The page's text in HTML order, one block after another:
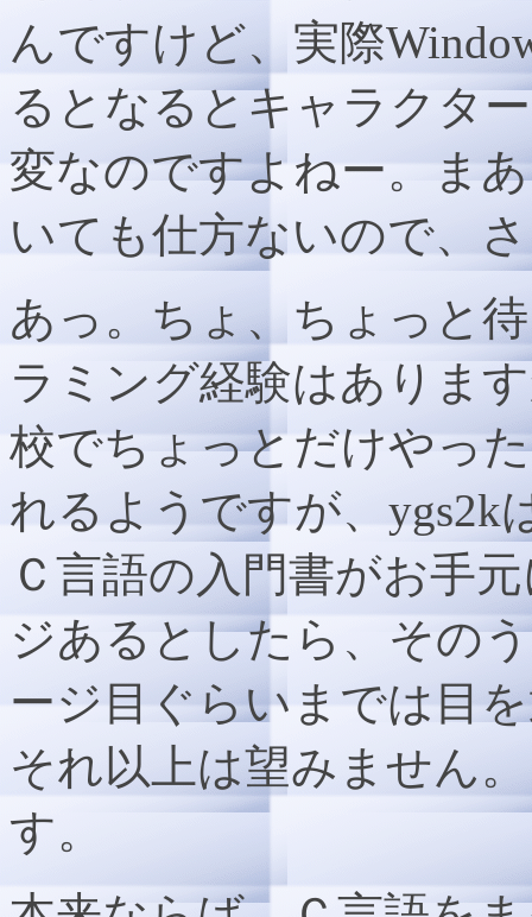
んですけど、実際
るとなるとキャラクタ
変なのですよねー。ま
いても仕方ないので、
あっ。ちょ、ちょっと
ラミング経験はありま
校でちょっとだけやっ
れるようですが、ygs2k
Ｃ言語の入門書がお手
ジあるとしたら、その
ージ目ぐらいまでは目
それ以上は望みません
す。